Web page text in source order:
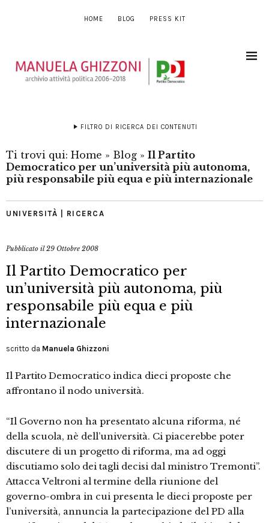
HOME BLOG PRESS KIT
FILTRO DI RICERCA DEI CONTENUTI
Ti trovi qui: Home » Blog » Il Partito
Democratico per un’università più autonoma,
più responsabile più equa e più internazionale
UNIVERSITÀ | RICERCA
Pubblicato il29 Ottobre 2008
Il Partito Democratico per
un’università più autonoma, più
responsabile più equa e più
internazionale
scritto da Manuela Ghizzoni
Il Partito Democratico indica dieci proposte che
affrontano il nodo università.
“Il Governo non ha presentato alcuna riforma, né
della scuola, nè dell’università. Ci piacerebbe poter
discutere di un progetto di riforma, ma ad oggi
discutiamo solo dei tagli decisi dal ministro Tremonti”.
Attacca Veltroni al termine della riunione del
governo-ombra in cui presenta le dieci proposte per
l’università, annuncia la partecipazione del PD alla